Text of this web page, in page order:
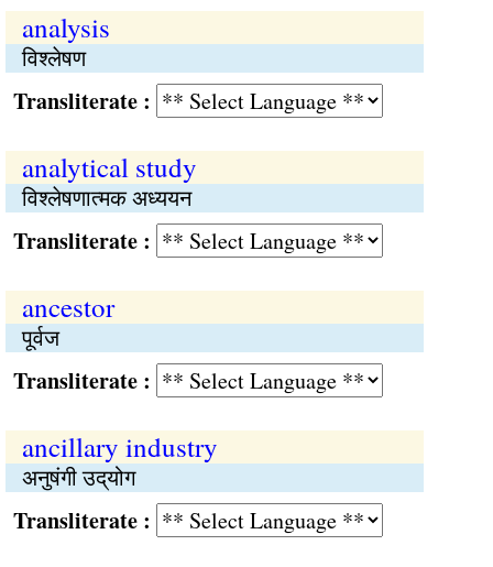
analysis
विश्‍लेषण
:
analytical study
विश्‍लेषणात्मक अध्ययन
:
ancestor
पूर्वज
:
ancillary industry
अनुषंगी उद्‌योग
: